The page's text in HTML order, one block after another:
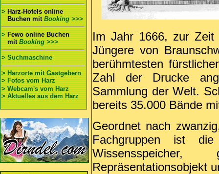
>Harz-Hotels online
Buchen mit Booking >>>
>Fewo online Buchen
mit Booking >>>
> Suchmaschine
> Harzorte mit Gastgebern
> Fotos vom Harz
> Webcam's vom Harz
> Aktuelles aus dem Harz
Im Jahr 1666, zur Zeit
Jüngere von
berühmtesten
Zahl der Drucke
Sammlung der Welt.
bereits 35.000 Bände
Geordnet nach
Fachgruppen ist
Repräsentationsobjekt